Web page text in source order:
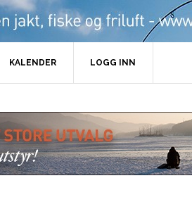
KALENDER LOGG INN